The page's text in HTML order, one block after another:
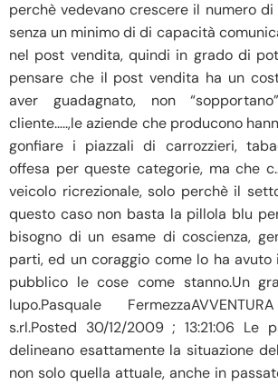
perchè vedevano crescere il numero
senza un minimo di di capacità
nel post vendita, quindi in grado di
pensare che il post vendita ha un
aver guadagnato, non
cliente…..,le aziende che producono
gonfiare i piazzali di carrozzieri,
offesa per queste categorie, ma che
veicolo ricrezionale, solo perchè il
questo caso non basta la pillola blu
bisogno di un esame di coscienza,
parti, ed un coraggio come lo ha
pubblico le cose come stanno.Un
lupo.Pasquale
s.rl.Posted 30/12/2009 ; 13:21:06 Le
delineano esattamente la situazione
non solo quella attuale, anche in